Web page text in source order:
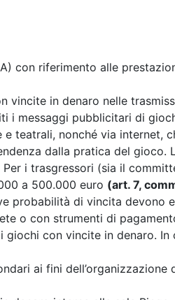
con riferimento alle
vincite in denaro nelle
i messaggi pubblicitari di
teatrali, nonché via internet,
dalla pratica del
i trasgressori (sia il
a 500.000 euro (art. 7,
probabilità di vincita devono
o con strumenti di
con vincite in denaro.
ai fini